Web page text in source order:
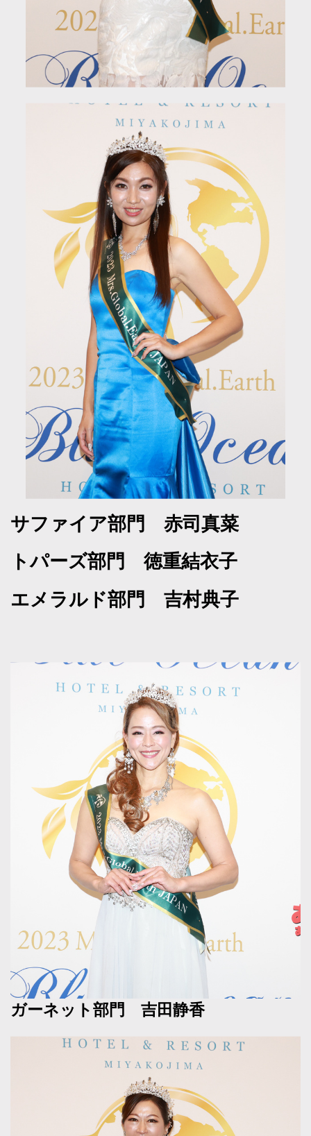
サファイア部門 赤司真菜
トパーズ部門 徳重結衣子
エメラルド部門 吉村典子
ガーネット部門 吉田静香